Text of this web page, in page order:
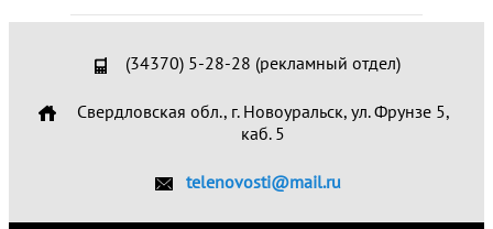
(34370) 5-28-28 (рекламный отдел)
Свердловская обл., г. Новоуральск, ул. Фрунзе 5,
каб. 5
telenovosti@mail.ru